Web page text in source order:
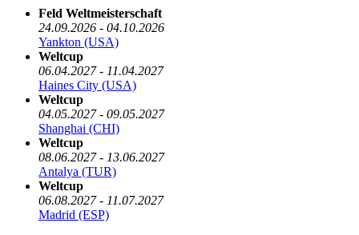
Feld Weltmeisterschaft
24.09.2026 - 04.10.2026
Yankton (USA)
Weltcup
06.04.2027 - 11.04.2027
Haines City (USA)
Weltcup
04.05.2027 - 09.05.2027
Shanghai (CHI)
Weltcup
08.06.2027 - 13.06.2027
Antalya (TUR)
Weltcup
06.08.2027 - 11.07.2027
Madrid (ESP)